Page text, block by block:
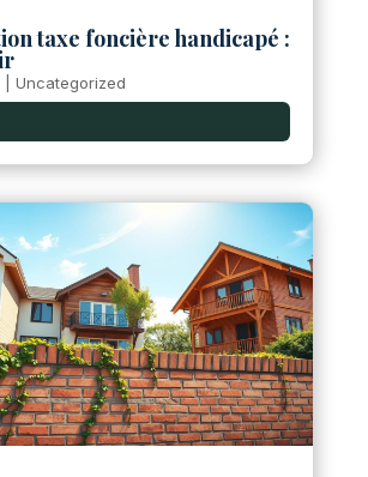
taxe foncière handicapé :
Uncategorized